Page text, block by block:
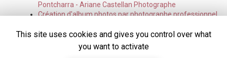
Pontcharra - Ariane Castellan Photographe
Création d'album photos par photographe professionnel
Prix séance photo de naissance originale Pontcharra -
Ariane Castellan Photographe
Photographe mariage Pontcharra - Ariane Castellan
This site uses cookies and gives you control over what
you want to activate